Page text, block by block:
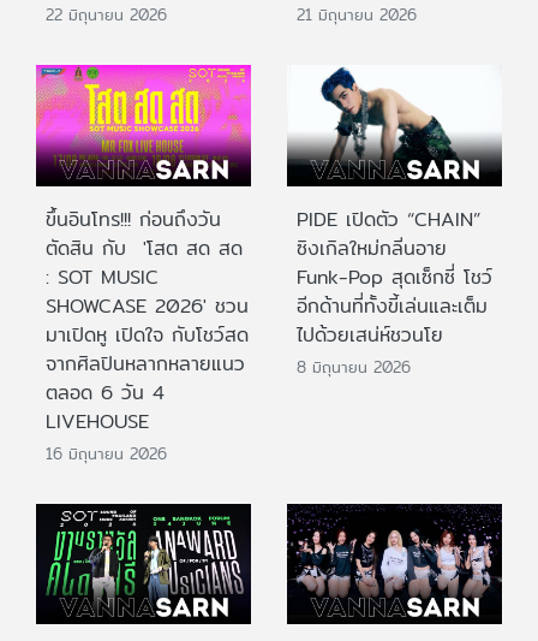
22 มิถุนายน 2026 21 มิถุนายน 2026
ขึ้นอินโทร!!! ก่อนถึงวัน
ตัดสิน กับ 'โสต สด สด
: SOT MUSIC
SHOWCASE 2026' ชวน
มาเปิดหู เปิดใจ กับโชว์สด
จากศิลปินหลากหลายแนว
ตลอด 6 วัน 4
LIVEHOUSE
16 มิถุนายน 2026
PIDE เปิดตัว “CHAIN”
ซิงเกิลใหม่กลิ่นอาย
Funk-Pop สุดเซ็กซี่ โชว์
อีกด้านที่ทั้งขี้เล่นและเต็ม
ไปด้วยเสน่ห์ชวนโย
8 มิถุนายน 2026